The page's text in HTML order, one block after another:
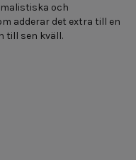
och
adderar det extra till en
till sen kväll.